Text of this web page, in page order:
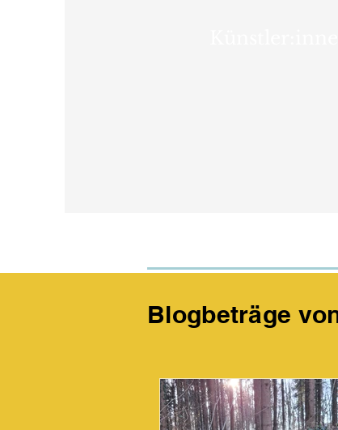
Blogbeträge